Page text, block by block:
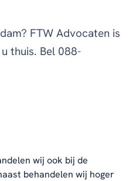
FTW Advocaten is
thuis. Bel 088-
wij ook bij de
behandelen wij hoger